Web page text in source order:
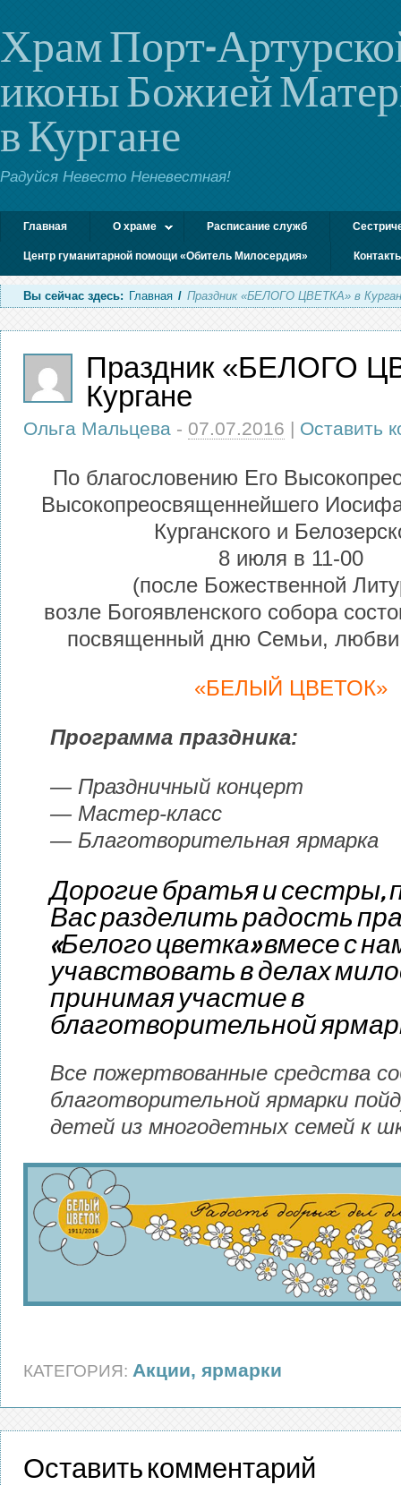
Храм Порт-
иконы Божией
в Кургане
Радуйся Невесто Неневестная!
Главная О храме Расписание служб
Центр гуманитарной помощи «Обитель Милосердия»
Вы сейчас здесь: Главная / Праздник «БЕЛОГО ЦВЕТКА» в
Праздник «БЕЛОГО
Кургане
Ольга Мальцева - 07.07.2016 | Оставить
По благословению Его
Высокопреосвященнейшего
Курганского и
8 июля в 11-00
(после Божественной
возле Богоявленского собора
посвященный дню Семьи, любви
«БЕЛЫЙ ЦВЕТОК»
Программа праздника:
— Праздничный концерт
— Мастер-класс
— Благотворительная ярмарка
Дорогие братья и сестры,
Вас разделить радость
«Белого цветка» вмесе с
учавствовать в делах
принимая участие в
благотворительной
Все пожертвованные средства
благотворительной ярмарки
детей из многодетных семей к
КАТЕГОРИЯ: Акции, ярмарки
Оставить комментарий